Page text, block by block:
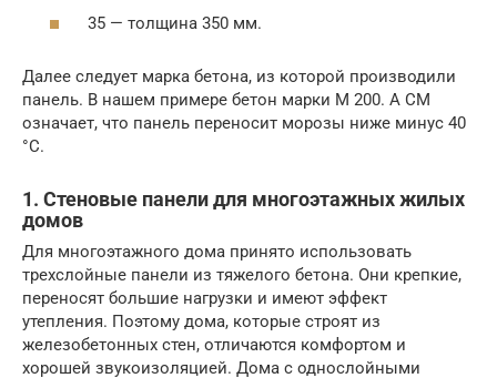
35 — толщина 350 мм.
Далее следует марка бетона, из которой производили
панель. В нашем примере бетон марки М 200. А СМ
означает, что панель переносит морозы ниже минус 40
°С.
1. Стеновые панели для многоэтажных жилых
домов
Для многоэтажного дома принято использовать
трехслойные панели из тяжелого бетона. Они крепкие,
переносят большие нагрузки и имеют эффект
утепления. Поэтому дома, которые строят из
железобетонных стен, отличаются комфортом и
хорошей звукоизоляцией. Дома с однослойными